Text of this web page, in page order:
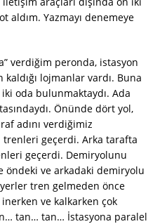
aldım. Yazmayı denemeye
verdiğim peronda, istasyon
lojmanlar vardı. Buna
oda bulunmaktaydı. Ada
Önünde dört yol,
adını verdiğimiz
geçerdi. Arka tarafta
geçerdi. Demiryolunu
öndeki ve arkadaki demiryolu
tren gelmeden önce
ve kalkarken çok
tan… tan… İstasyona paralel